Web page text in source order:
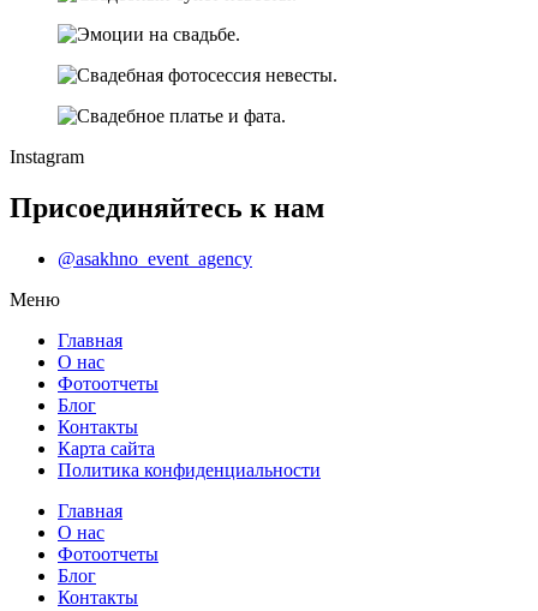
Instagram
Присоединяйтесь к нам
@asakhno_event_agency
Меню
Главная
О нас
Фотоотчеты
Блог
Контакты
Карта сайта
Политика конфиденциальности
Главная
О нас
Фотоотчеты
Блог
Контакты